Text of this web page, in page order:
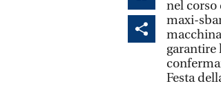
nel corso
maxi-
garantire
Festa